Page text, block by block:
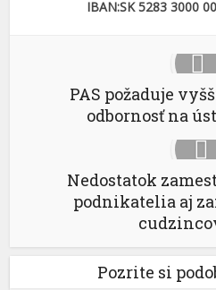
IBAN:SK 5283 3000
PAS požaduje
odbornosť na
Nedostatok
podnikatelia aj
Pozrite si